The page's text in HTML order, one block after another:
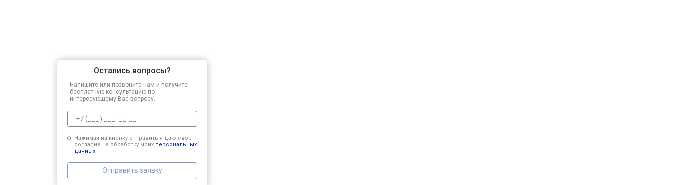
Остались вопросы?
Напишите или позвоните нам и получите
бесплатную консультацию по
интересующему Вас вопросу.
Нажимая на кнопку отправить я даю свое
согласие на обработку моих персональных
данных.
Отправить заявку